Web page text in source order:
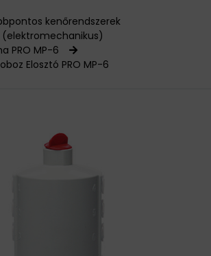
kenőrendszerek
(elektromechanikus)
PRO MP-6
Elosztó PRO MP-6